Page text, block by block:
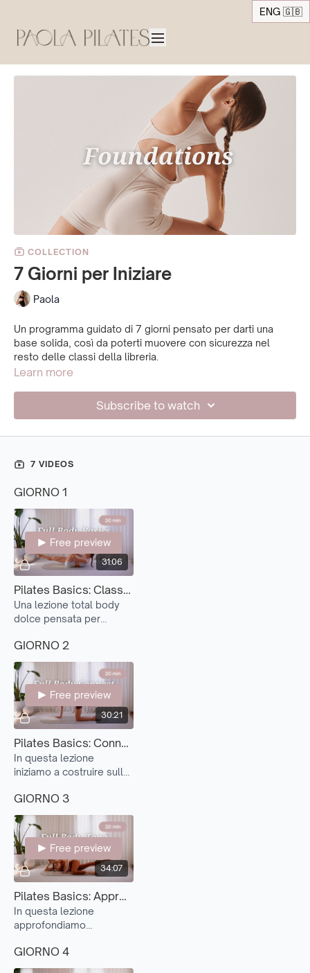
ENG 🇬🇧
COLLECTION
7 Giorni per Iniziare
Paola
Un programma guidato di 7 giorni pensato per darti una
base solida, così da poterti muovere con sicurezza nel
resto delle classi della libreria.
fino ad arrivare a movimenti e sequenze più completi.
attivare i muscoli in modo consapevole e a muoverti con
mini ball, per aiutarti a esplorare nuove sensazioni e modi di
muoverti.
Perfetto se stai iniziando, o se desideri ritrovare le basi in
modo più lento e consapevole.
Learn more
Subscribe to watch
7 VIDEOS
GIORNO 1
31:06
Free preview
Pilates Basics: Classe Total Body (Foundations 1)
Una lezione total body
dolce pensata per
Pilates.
GIORNO 2
30:21
Free preview
Pilates Basics: Connessione e Progressione (Foundations 2)
In questa lezione
iniziamo a costruire sulle
aggiungendo piccole
progressioni a movimenti
già familiari.
GIORNO 3
34:07
Free preview
Pilates Basics: Approfondire e Sfidare (Foundations 3)
In questa lezione
approfondiamo
introducendo varianti più
impegnative e tenute più
GIORNO 4